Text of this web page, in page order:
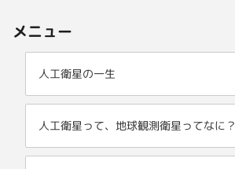
メニュー
人工衛星の一生
人工衛星って、地球観測衛星ってなに？